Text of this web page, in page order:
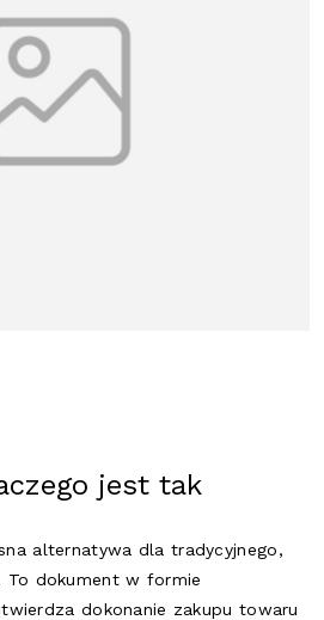
jest tak
alternatywa dla tradycyjnego,
To dokument w formie
dokonanie zakupu towaru